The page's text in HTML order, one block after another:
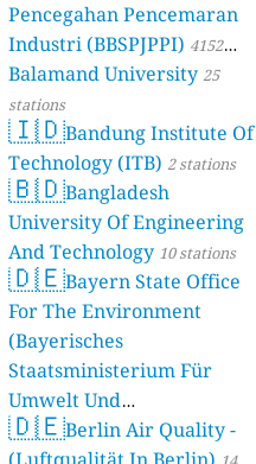
Pencegahan Pencemaran
Industri (BBSPJPPI) 4152
stations
Balamand University25
stations
🇮🇩Bandung Institute Of
Technology (ITB) 2 stations
🇧🇩Bangladesh
University Of Engineering
And Technology 10 stations
🇩🇪Bayern State Office
For The Environment
(Bayerisches
Staatsministerium Für
Umwelt Und
Verbraucherschutz) - LfU
🇩🇪Berlin Air Quality -